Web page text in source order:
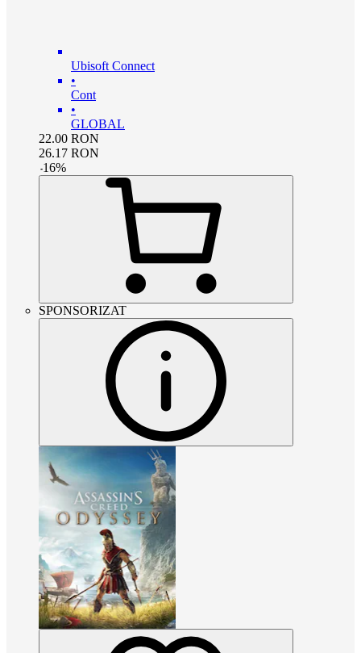
Ubisoft Connect
•
Cont
•
GLOBAL
22.00 RON
26.17 RON
-16%
SPONSORIZAT